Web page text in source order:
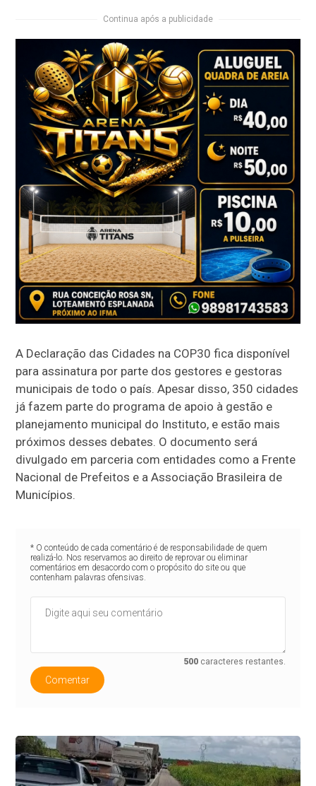
Continua após a publicidade
A Declaração das Cidades na COP30 fica disponível
para assinatura por parte dos gestores e gestoras
municipais de todo o país. Apesar disso, 350 cidades
já fazem parte do programa de apoio à gestão e
planejamento municipal do Instituto, e estão mais
próximos desses debates. O documento será
divulgado em parceria com entidades como a Frente
Nacional de Prefeitos e a Associação Brasileira de
Municípios.
* O conteúdo de cada comentário é de responsabilidade de quem
realizá-lo. Nos reservamos ao direito de reprovar ou eliminar
comentários em desacordo com o propósito do site ou que
contenham palavras ofensivas.
500 caracteres restantes.
Comentar